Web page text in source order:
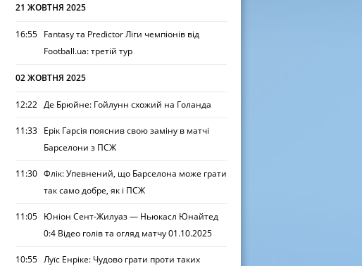
21 ЖОВТНЯ 2025
16:55 Fantasy та Predictor Ліги чемпіонів від
Football.ua: третій тур
02 ЖОВТНЯ 2025
12:22 Де Брюйне: Гойлунн схожий на Голанда
11:33 Ерік Гарсія пояснив свою заміну в матчі
Барселони з ПСЖ
11:30 Флік: Упевнений, що Барселона може грати
так само добре, як і ПСЖ
11:05 Юніон Сент-Жилуаз — Ньюкасл Юнайтед
0:4 Відео голів та огляд матчу 01.10.2025
10:55 Луїс Енріке: Чудово грати проти таких